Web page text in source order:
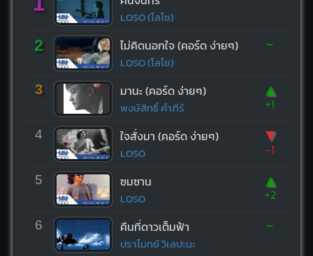
LOSO (โลโซ)
2 ไม่คิดนอกใจ (คอร์ด ง่ายๆ)
LOSO (โลโซ)
-
3 มานะ (คอร์ด ง่ายๆ)
พงษ์สิทธิ์ คำภีร์
▲
+1
4 ใจสั่งมา (คอร์ด ง่ายๆ)
LOSO
▼
-1
5 ซมซาน
LOSO
▲
+2
6 คืนที่ดาวเต็มฟ้า
ปราโมทย์ วิเลปะนะ
-